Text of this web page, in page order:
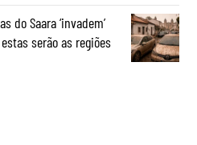
do Saara ‘invadem’
serão as regiões